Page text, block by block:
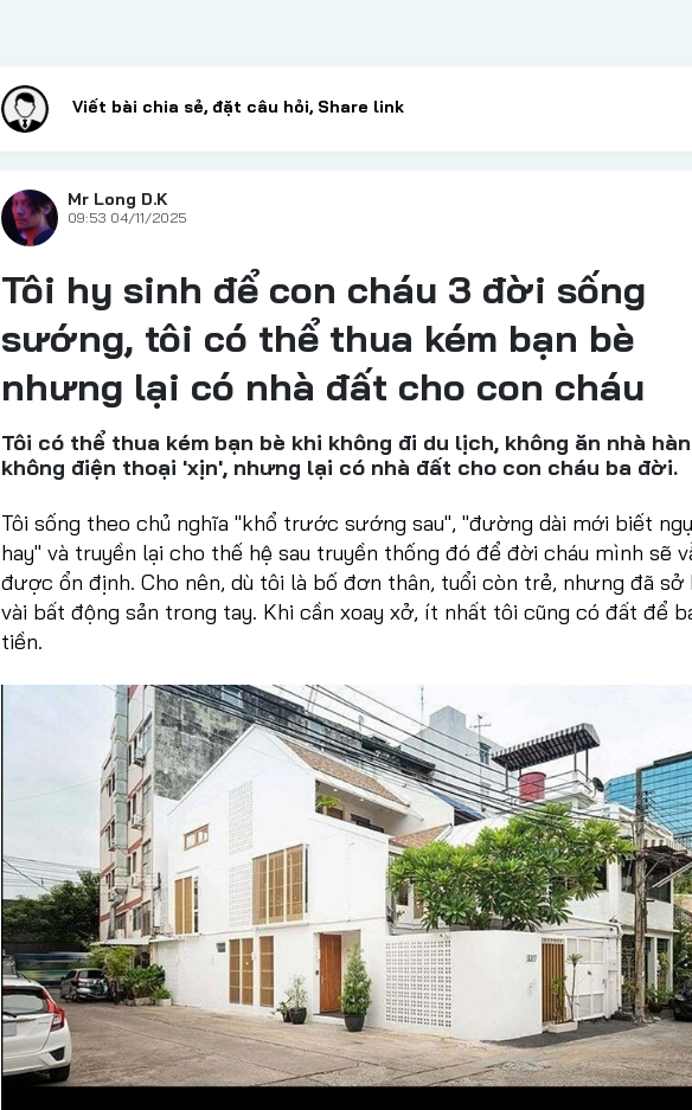
Mr Long D.K
09:53 04/11/2025
Tôi hy sinh để con cháu 3 đời sống
sướng, tôi có thể thua kém bạn bè
nhưng lại có nhà đất cho con cháu
Tôi có thể thua kém bạn bè khi không đi du lịch, không ăn nhà
không điện thoại 'xịn', nhưng lại có nhà đất cho con cháu ba đời.
Tôi sống theo chủ nghĩa "khổ trước sướng sau", "đường dài mới biết
hay" và truyền lại cho thế hệ sau truyền thống đó để đời cháu mình sẽ
được ổn định. Cho nên, dù tôi là bố đơn thân, tuổi còn trẻ, nhưng đã sở
vài bất động sản trong tay. Khi cần xoay xở, ít nhất tôi cũng có đất để
tiền.